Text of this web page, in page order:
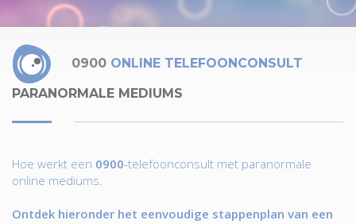
0900 ONLINE TELEFOONCONSULT
PARANORMALE MEDIUMS
Hoe werkt een 0900-telefoonconsult met paranormale
online mediums.
Ontdek hieronder het eenvoudige stappenplan van een